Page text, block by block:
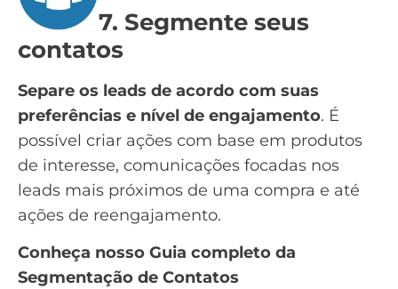
7. Segmente seus
contatos
Separe os leads de acordo com suas
preferências e nível de engajamento. É
possível criar ações com base em produtos
de interesse, comunicações focadas nos
leads mais próximos de uma compra e até
ações de reengajamento.
Conheça nosso Guia completo da
Segmentação de Contatos